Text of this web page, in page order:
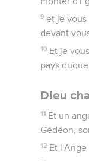
9 et je vous
devant
10 Et je
pays
Dieu
11 Et un
Gédéon,
12 Et